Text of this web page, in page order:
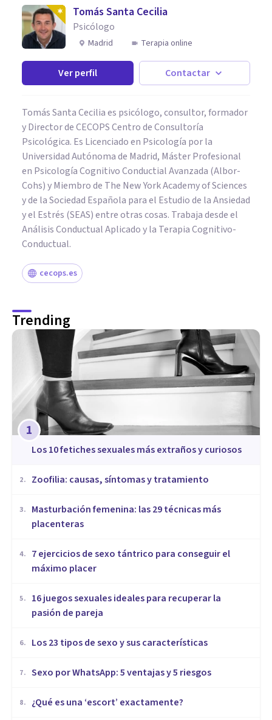
Tomás Santa Cecilia
Psicólogo
Madrid Terapia online
Ver perfil Contactar
Tomás Santa Cecilia es psicólogo, consultor, formador
y Director de CECOPS Centro de Consultoría
Psicológica. Es Licenciado en Psicología por la
Universidad Autónoma de Madrid, Máster Profesional
en Psicología Cognitivo Conductial Avanzada (Albor-
Cohs) y Miembro de The New York Academy of Sciences
y de la Sociedad Española para el Estudio de la Ansiedad
y el Estrés (SEAS) entre otras cosas. Trabaja desde el
Análisis Conductual Aplicado y la Terapia Cognitivo-
Conductual.
cecops.es
Trending
1
​Los 10 fetiches sexuales más extraños y curiosos
2. Zoofilia: causas, síntomas y tratamiento
3.
Masturbación femenina: las 29 técnicas más
placenteras
4.
7 ejercicios de sexo tántrico para conseguir el
máximo placer
5.
16 juegos sexuales ideales para recuperar la
pasión de pareja
6. Los 23 tipos de sexo y sus características
7. Sexo por WhatsApp: 5 ventajas y 5 riesgos
8. ¿Qué es una ‘escort’ exactamente?